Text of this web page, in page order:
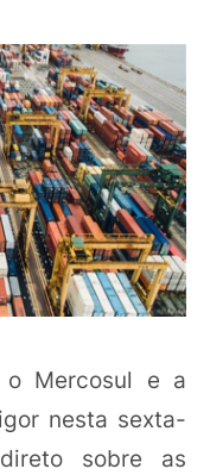
o Mercosul e a
nesta sexta-
sobre as